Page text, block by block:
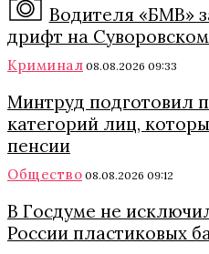
Водителя «БМВ»
дрифт на
Криминал 08.08.2026 09:33
Минтруд подготовил
категорий лиц,
пенсии
Общество 08.08.2026 09:12
В Госдуме не
России пластиковых